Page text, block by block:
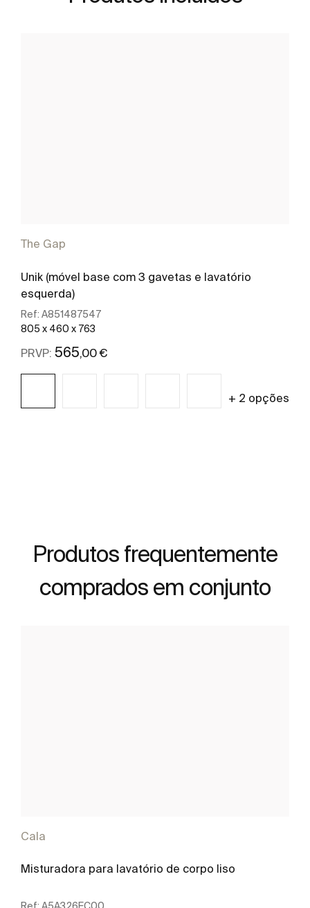
The Gap
Unik (móvel base com 3 gavetas e lavatório
esquerda)
Ref: A851487547
805 x 460 x 763
PRVP: 565 ,00 €
+ 2 opções
Produtos frequentemente
comprados em conjunto
Cala
Misturadora para lavatório de corpo liso